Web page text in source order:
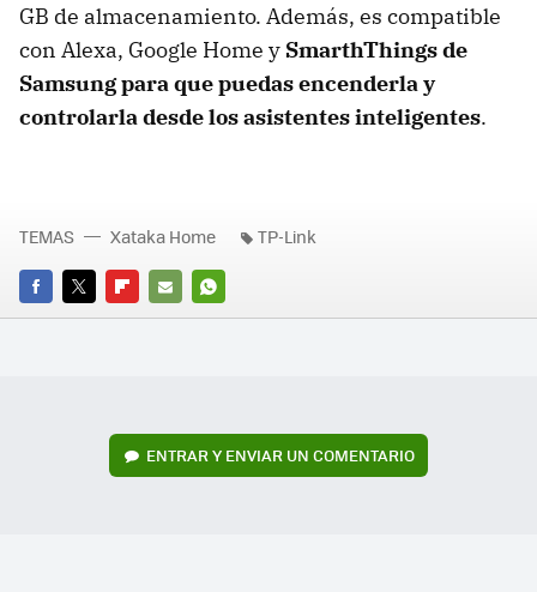
GB de almacenamiento. Además, es compatible
con Alexa, Google Home y SmarthThings de
Samsung para que puedas encenderla y
controlarla desde los asistentes inteligentes.
FACEBOOK
TWITTERFLIPBOARD
E-
WHATSAPP
TEMAS Xataka Home TP-Link
ENTRAR Y ENVIAR UN COMENTARIO